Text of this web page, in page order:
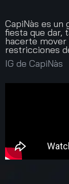
CapiNàs es un
fiesta que dar,
hacerte mover
restricciones
IG de CapiNàs